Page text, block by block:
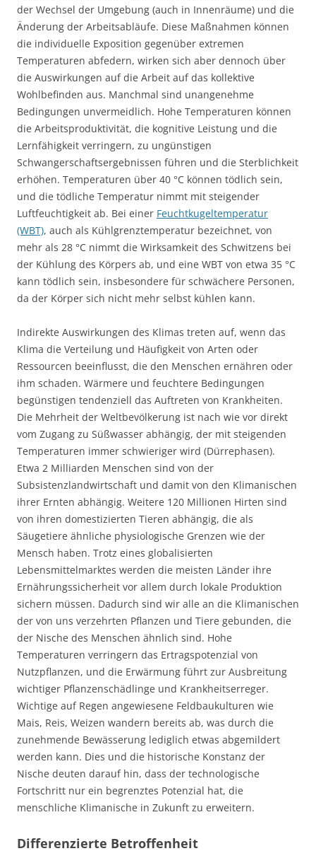
der Wechsel der Umgebung (auch in Innenräume) und die
Änderung der Arbeitsabläufe. Diese Maßnahmen können
die individuelle Exposition gegenüber extremen
Temperaturen abfedern, wirken sich aber dennoch über
die Auswirkungen auf die Arbeit auf das kollektive
Wohlbefinden aus. Manchmal sind unangenehme
Bedingungen unvermeidlich. Hohe Temperaturen können
die Arbeitsproduktivität, die kognitive Leistung und die
Lernfähigkeit verringern, zu ungünstigen
Schwangerschaftsergebnissen führen und die Sterblichkeit
erhöhen. Temperaturen über 40 °C können tödlich sein,
und die tödliche Temperatur nimmt mit steigender
Luftfeuchtigkeit ab. Bei einer Feuchtkugeltemperatur
(WBT), auch als Kühlgrenztemperatur bezeichnet, von
mehr als 28 °C nimmt die Wirksamkeit des Schwitzens bei
der Kühlung des Körpers ab, und eine WBT von etwa 35 °C
kann tödlich sein, insbesondere für schwächere Personen,
da der Körper sich nicht mehr selbst kühlen kann.
Indirekte Auswirkungen des Klimas treten auf, wenn das
Klima die Verteilung und Häufigkeit von Arten oder
Ressourcen beeinflusst, die den Menschen ernähren oder
ihm schaden. Wärmere und feuchtere Bedingungen
begünstigen tendenziell das Auftreten von Krankheiten.
Die Mehrheit der Weltbevölkerung ist nach wie vor direkt
vom Zugang zu Süßwasser abhängig, der mit steigenden
Temperaturen immer schwieriger wird (Dürrephasen).
Etwa 2 Milliarden Menschen sind von der
Subsistenzlandwirtschaft und damit von den Klimanischen
ihrer Ernten abhängig. Weitere 120 Millionen Hirten sind
von ihren domestizierten Tieren abhängig, die als
Säugetiere ähnliche physiologische Grenzen wie der
Mensch haben. Trotz eines globalisierten
Lebensmittelmarktes werden die meisten Länder ihre
Ernährungssicherheit vor allem durch lokale Produktion
sichern müssen. Dadurch sind wir alle an die Klimanischen
der von uns verzehrten Pflanzen und Tiere gebunden, die
der Nische des Menschen ähnlich sind. Hohe
Temperaturen verringern das Ertragspotenzial von
Nutzpflanzen, und die Erwärmung führt zur Ausbreitung
wichtiger Pflanzenschädlinge und Krankheitserreger.
Wichtige auf Regen angewiesene Feldbaukulturen wie
Mais, Reis, Weizen wandern bereits ab, was durch die
zunehmende Bewässerung lediglich etwas abgemildert
werden kann. Dies und die historische Konstanz der
Nische deuten darauf hin, dass der technologische
Fortschritt nur ein begrenztes Potenzial hat, die
menschliche Klimanische in Zukunft zu erweitern.
Differenzierte Betroffenheit